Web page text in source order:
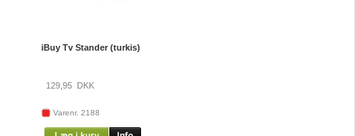
iBuy Tv Stander (turkis)
129,95DKK
Varenr. 2188